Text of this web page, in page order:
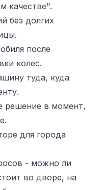
качестве".
без долгих
после
колес.
туда, куда
решение в момент,
для города
- можно ли
во дворе, на